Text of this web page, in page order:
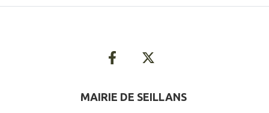
MAIRIE DE SEILLANS